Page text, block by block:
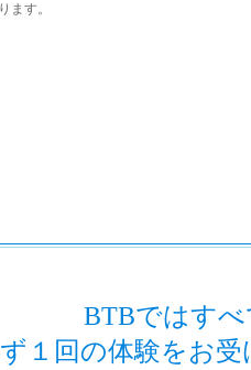
ます。
BTBではす
１回の体験をお